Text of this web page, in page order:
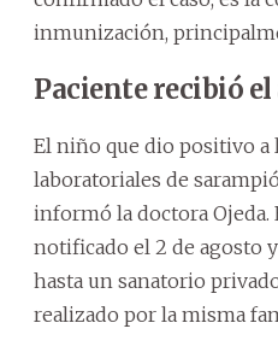
inmunización,
Paciente recibió
El niño que dio positivo a
laboratoriales de
informó la doctora Ojeda.
notificado el 2 de agosto
hasta un sanatorio
realizado por la misma